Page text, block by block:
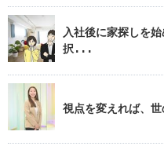
入社後に家探しを
択...
視点を変えれば、